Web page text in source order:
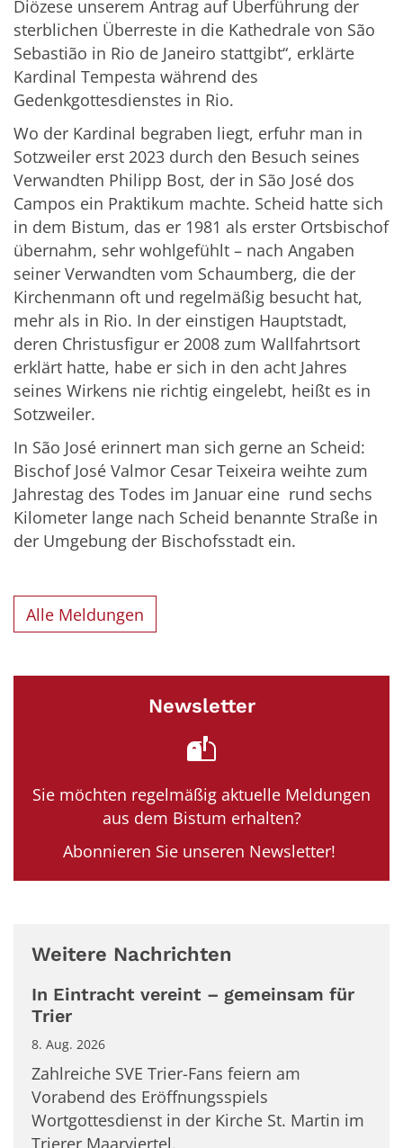
Diözese unserem Antrag auf Überführung der
sterblichen Überreste in die Kathedrale von São
Sebastião in Rio de Janeiro stattgibt“, erklärte
Kardinal Tempesta während des
Gedenkgottesdienstes in Rio.
Wo der Kardinal begraben liegt, erfuhr man in
Sotz­weiler erst 2023 durch den Besuch seines
Verwandten Philipp Bost, der in São José dos
Campos ein Praktikum machte. Scheid hatte sich
in dem Bistum, das er 1981 als erster Ortsbischof
übernahm, sehr wohlgefühlt – nach Angaben
seiner Verwandten vom Schaumberg, die der
Kirchenmann oft und regelmäßig besucht hat,
mehr als in Rio. In der einstigen Hauptstadt,
deren Christusfigur er 2008 zum Wallfahrtsort
erklärt hatte, habe er sich in den acht Jahres
seines Wirkens nie richtig eingelebt, heißt es in
Sotzweiler.
In São José erinnert man sich gerne an Scheid:
Bischof José Valmor Cesar Teixeira weihte zum
Jahrestag des Todes im Januar eine rund sechs
Kilometer lange nach Scheid benannte Straße in
der Umgebung der Bischofsstadt ein.
Alle Meldungen
Newsletter
Sie möchten regelmäßig aktuelle Meldungen
aus dem Bistum erhalten?
Abonnieren Sie unseren Newsletter!
Weitere Nachrichten
In Eintracht vereint – gemeinsam für
Trier
8. Aug. 2026
Zahlreiche SVE Trier-Fans feiern am
Vorabend des Eröffnungsspiels
Wortgottesdienst in der Kirche St. Martin im